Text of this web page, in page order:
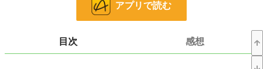
……これは一体どういう状況なんですか!?
静かな場所が好きで大人しめな地味子ちゃん
アプリで読む
目次 感想